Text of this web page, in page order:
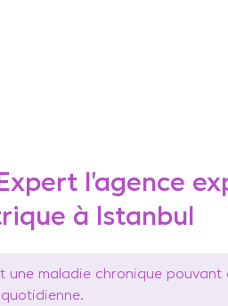
l’agence
à Istanbul
une maladie chronique